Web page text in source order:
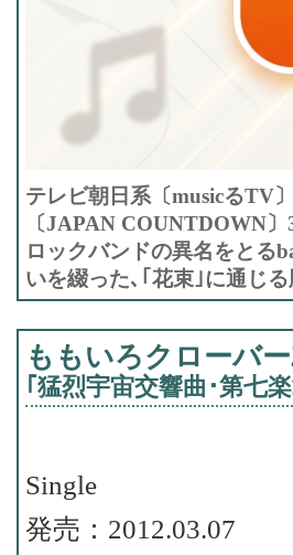
テレビ朝日系〔musicるTV
〔JAPAN COUNTDOWN
ロックバンドの異名をとる
いを綴った､｢花束｣に通じ
ももいろクローバ
｢猛烈宇宙交響曲･第七
Single
発売：2012.03.07